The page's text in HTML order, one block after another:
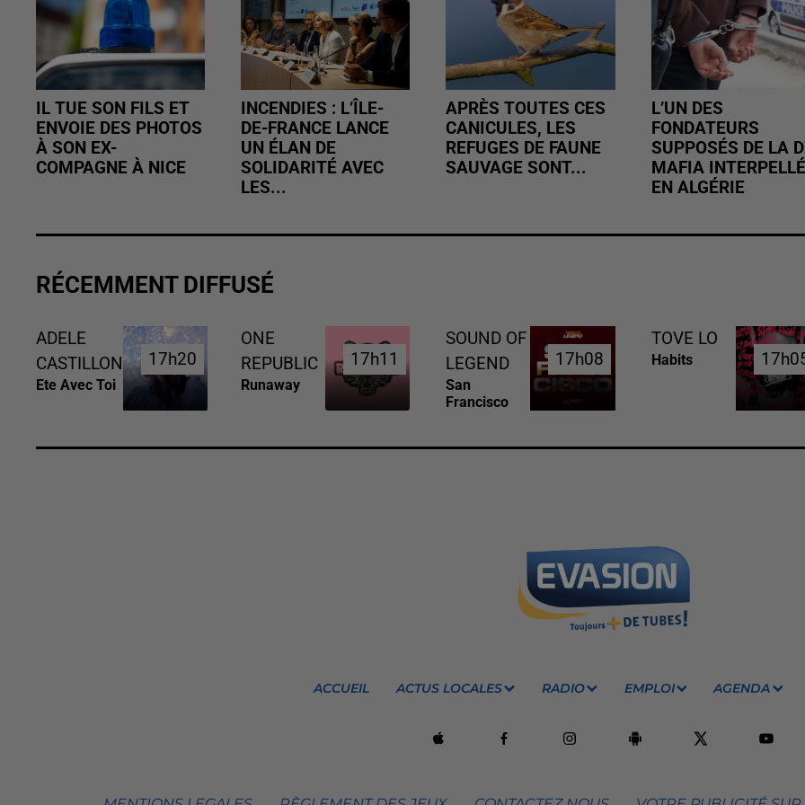
IL TUE SON FILS ET
ENVOIE DES PHOTOS
À SON EX-
COMPAGNE À NICE
INCENDIES : L’ÎLE-
DE-FRANCE LANCE
UN ÉLAN DE
SOLIDARITÉ AVEC
LES...
APRÈS TOUTES CES
CANICULES, LES
REFUGES DE FAUNE
SAUVAGE SONT...
L’UN DES
FONDATEURS
SUPPOSÉS DE LA
MAFIA INTERPELLÉ
EN ALGÉRIE
RÉCEMMENT DIFFUSÉ
ADELE
CASTILLON
Ete Avec Toi
17h20
17h20
ONE
REPUBLIC
Runaway
17h11
17h11
SOUND OF
LEGEND
San
Francisco
17h08
17h08
TOVE LO
Habits
ACCUEIL ACTUS LOCALES RADIO EMPLOI AGENDA